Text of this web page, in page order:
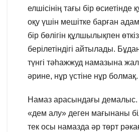
елшісінің тағы бір өсиетінде
оқу үшін мешітке барған
бір бөлігін құлшылықпен
берілетіндігі айтылады.
түнгі тәһажжуд намазына
әрине, нұр үстіне нұр болмақ.
Намаз арасындағы демалыс.
«дем алу» деген мағынаны
тек осы намазда әр төрт